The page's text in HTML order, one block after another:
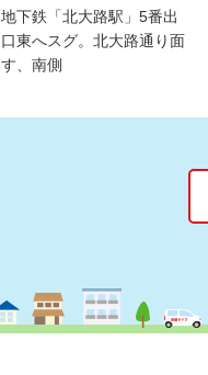
地下鉄「北大路駅」5番出
口東へスグ。北大路通り面
す、南側